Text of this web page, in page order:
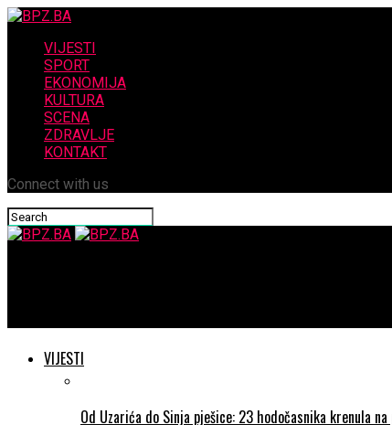
VIJESTI
SPORT
EKONOMIJA
KULTURA
SCENA
ZDRAVLJE
KONTAKT
Connect with us
VIJESTI
Od Uzarića do Sinja pješice: 23 hodočasnika krenula